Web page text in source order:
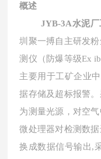
概述
JYB-3A水泥
圳聚一搏自主研发
测仪（防爆等级Ex
主要用于工矿企业
据存储及超标报警
为测量光源，对空
微处理器对检测数
换成数据信号输出,